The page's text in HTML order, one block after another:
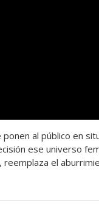
al público en
ese universo
el